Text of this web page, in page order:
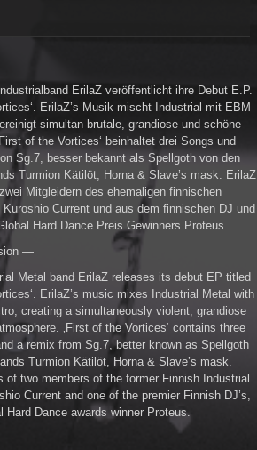
ErilaZ veröffentlicht ihre Debut E.P.
ErilaZ’s Musik mischt Industrial mit EBM
simultan brutale, grandiose und schöne
of the Vortices‘ beinhaltet drei Songs und
Sg.7, besser bekannt als Spellgoth von den
Turmion Kätilöt, Horna & Slave’s mask. ErilaZ
Mitgleidern des ehemaligen finnischen
Kuroshio Current und aus dem finnischen DJ und
Hard Dance Preis Gewinners Proteus.
—
Metal band ErilaZ releases its debut EP titled
ErilaZ’s music mixes Industrial Metal with
creating a simultaneously violent, grandiose
‚First of the Vortices‘ contains three
a remix from Sg.7, better known as Spellgoth
Turmion Kätilöt, Horna & Slave’s mask.
of two members of the former Finnish Industrial
Current and one of the premier Finnish DJ’s,
Hard Dance awards winner Proteus.